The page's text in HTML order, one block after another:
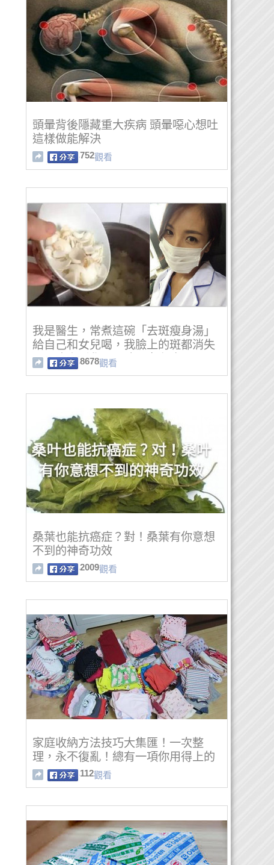
頭暈背後隱藏重大疾病 頭暈噁心想吐
這樣做能解決
752觀看
我是醫生，常煮這碗「去斑瘦身湯」
給自己和女兒喝，我臉上的斑都消失
了，晚上睡覺不再咳，女兒瘦5公
斤，那個來時汙血排得超乾淨！！
8678觀看
桑葉也能抗癌症？對！桑葉有你意想
不到的神奇功效
2009觀看
家庭收納方法技巧大集匯！一次整
理，永不復亂！總有一項你用得上的
112觀看